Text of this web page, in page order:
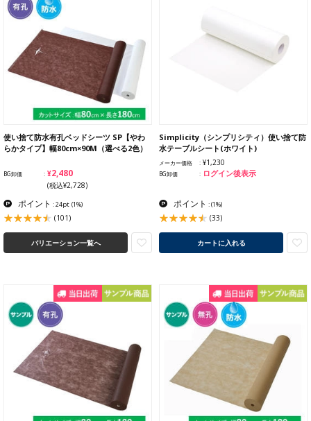
使い捨て防水有孔ベッドシーツ SP【やわ
らかタイプ】幅80cm×90M（選べる2色）
BG卸価 ¥2,480
(税込¥2,728)
ポイント : 24pt (1%)
(101)
バリエーション一覧へ
Simplicity（シンプリシティ）使い捨て防
水テーブルシート(ホワイト)
メーカー価格 ¥1,230
BG卸価 ログイン後表示
ポイント :(1%)
(33)
カートに入れる